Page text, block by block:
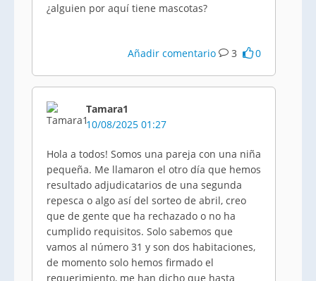
¿alguien por aquí tiene mascotas?
Añadir comentario 3 0
Tamara1
10/08/2025 01:27
Hola a todos! Somos una pareja con una niña
pequeña. Me llamaron el otro día que hemos
resultado adjudicatarios de una segunda
repesca o algo así del sorteo de abril, creo
que de gente que ha rechazado o no ha
cumplido requisitos. Solo sabemos que
vamos al número 31 y son dos habitaciones,
de momento solo hemos firmado el
requerimiento, me han dicho que hasta